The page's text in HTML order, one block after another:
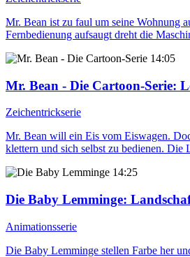
Mr. Bean ist zu faul um seine Wohnung
Fernbedienung aufsaugt dreht die
14:05
Mr. Bean - Die Cartoon-Serie:
Zeichentrickserie
Mr. Bean will ein Eis vom Eiswagen.
klettern und sich selbst zu bedienen. Die
14:25
Die Baby Lemminge:
Animationsserie
Die Baby Lemminge stellen Farbe her